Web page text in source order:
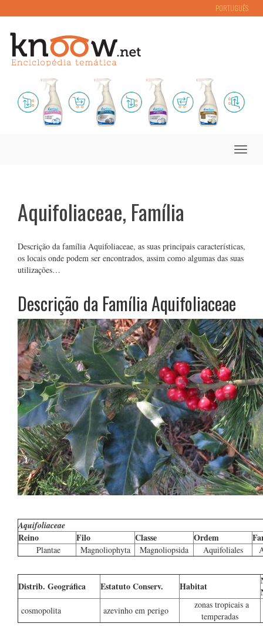
PORTUGUÊS
Toggle
Aquifoliaceae, Família
Descrição da família Aquifoliaceae, as suas principais características,
os locais onde podem ser encontrados, assim como algumas das suas
utilizações…
Descrição da Família Aquifoliaceae
Aquifoliaceae
Reino Filo Classe Ordem
Plantae Magnoliophyta Magnoliopsida Aquifoliales
Distrib. Geográfica Estatuto Conserv. Habitat
cosmopolita azevinho em perigo
zonas tropicais a
temperadas